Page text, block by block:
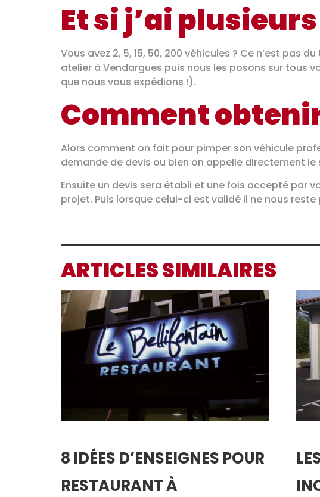
Et si j’ai
Vous avez 2, 5, 15, 50, 200 véhicules ? Ce n’est
atelier à Vendargues puis nous les posons sur tous
que nous vous expédions !).
Comment
Alors comment on fait pour pimper son véhicule
demande de devis ou bien on appelle directement le
Ensuite un devis sera établi et une fois accepté par
projet. Puis lorsque celui-ci est validé il ne nous
ARTICLES SIMILAIRES
8 IDÉES D’ENSEIGNES POUR
RESTAURANT À